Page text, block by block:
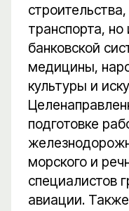
транспорта,
банковской
медицины,
культуры и
подготовке
морского и
специалистов
авиации.